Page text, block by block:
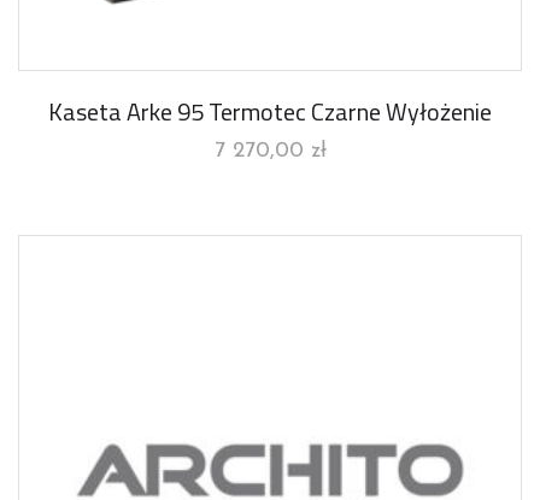
Kaseta Arke 95 Termotec Czarne Wyłożenie
7 270,00 zł